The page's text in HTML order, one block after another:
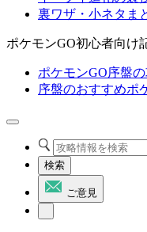
裏ワザ・小ネタま
ポケモンGO初心者向け
ポケモンGO序盤
序盤のおすすめポ
検索
ご意見